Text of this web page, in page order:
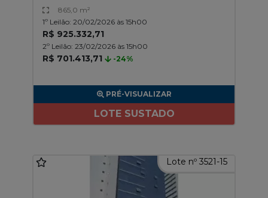
865,0 m²
1º Leilão: 20/02/2026 às 15h00
R$ 925.332,71
2º Leilão: 23/02/2026 às 15h00
R$ 701.413,71 -24%
PRÉ-VISUALIZAR
LOTE SUSTADO
Lote nº 3521-15